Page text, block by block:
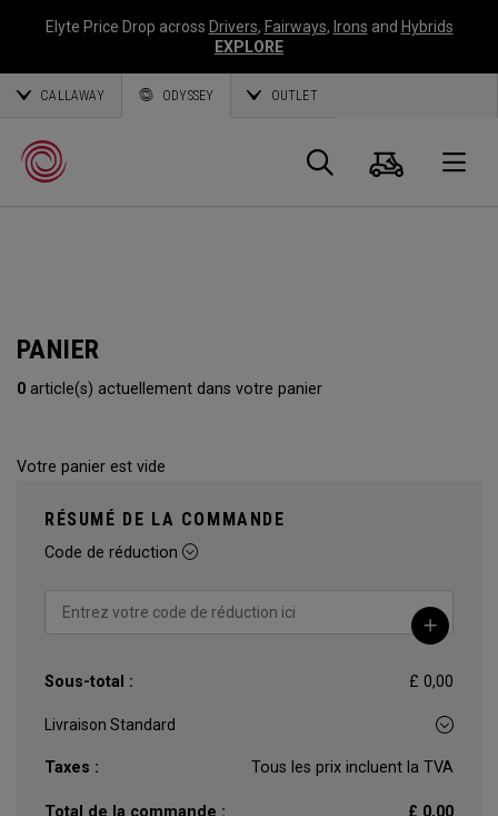
Elyte Price Drop across Drivers, Fairways, Irons and Hybrids
EXPLORE
CALLAWAY ODYSSEY OUTLET
Panier
PANIER
0 article(s) actuellement dans votre panier
Votre panier est vide
RÉSUMÉ DE LA COMMANDE
Code de réduction
Sous-total : £ 0,00
Taxes : Tous les prix incluent la TVA
Total de la commande : £ 0,00